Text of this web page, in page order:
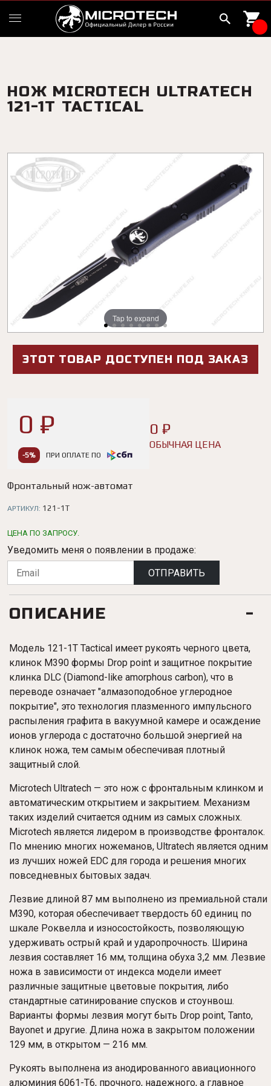
НОЖ MICROTECH ULTRATECH
121-1T TACTICAL
Tap to expand
Tap to expand
Tap to expand
Tap to expand
Tap to expand
Tap to expand
Tap to expand
Tap to expand
ЭТОТ ТОВАР ДОСТУПЕН ПОД ЗАКАЗ
0 ₽
-5% ПРИ ОПЛАТЕ ПО
0 ₽
ОБЫЧНАЯ ЦЕНА
Фронтальный нож-автомат
АРТИКУЛ: 121-1T
ЦЕНА ПО ЗАПРОСУ.
Уведомить меня о появлении в продаже:
ОТПРАВИТЬ
ОПИСАНИЕ
Модель 121-1T Tactical имеет рукоять черного цвета,
клинок M390 формы Drop point и защитное покрытие
клинка DLC (Diamond-like amorphous carbon), что в
переводе означает "алмазоподобное углеродное
покрытие", это технология плазменного импульсного
распыления графита в вакуумной камере и осаждение
ионов углерода с достаточно большой энергией на
клинок ножа, тем самым обеспечивая плотный
защитный слой.
Microtech Ultratech — это нож с фронтальным клинком и
автоматическим открытием и закрытием. Механизм
таких изделий считается одним из самых сложных.
Microtech является лидером в производстве фронталок.
По мнению многих ножеманов, Ultratech является одним
из лучших ножей EDC для города и решения многих
повседневных бытовых задач.
Лезвие длиной 87 мм выполнено из премиальной стали
M390, которая обеспечивает твердость 60 единиц по
шкале Роквелла и износостойкость, позволяющую
удерживать острый край и ударопрочность. Ширина
лезвия составляет 16 мм, толщина обуха 3,2 мм. Лезвие
ножа в зависимости от индекса модели имеет
различные защитные цветовые покрытия, либо
стандартные сатинирование спусков и стоунвош.
Варианты формы лезвия могут быть Drop point, Tanto,
Bayonet и другие. Длина ножа в закрытом положении
129 мм, в открытом — 216 мм.
Рукоять выполнена из анодированного авиационного
алюминия 6061-T6, прочного, надежного, а главное